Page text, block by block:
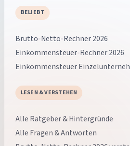
BELIEBT
Brutto-Netto-Rechner 2026
Einkommensteuer-Rechner 2026
Einkommensteuer
LESEN & VERSTEHEN
Alle Ratgeber & Hintergründe
Alle Fragen & Antworten